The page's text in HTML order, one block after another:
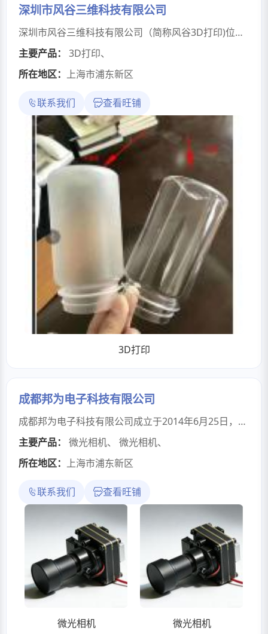
深圳市风谷三维科技有限公司
深圳市风谷三维科技有限公司（简称风谷3D打印)位于深圳龙华新区观澜镇，毗邻平湖、东莞塘厦和凤岗，是一家以工业级SLA激光快速成型制作为主，配套工业3D打印服务、CNC加工、喷漆、复模、小批量生产等工艺的专业手板模型生产厂家。公司拥有国内先进的SLA快速成型设备数台，美国原装进口StratasysDimension 3D打印机10台，单件可一次性成型制作600*600*400的零件，依托先进的机器设备和高级专业技术人才以及完善的管理经验，持续创新与改进制作工艺，可以提供工作日内1小时快速反应即日交货、三天交货、一周交货多种方式供选择。模型可选材料有：光敏树脂（乳白和透明、韧性）、ABS、PLA、尼龙、尼龙加玻纤、PETG等，可以方便的根据客户要求制作各类产品模型、结构手板。3D打印以其制作周期短，精度高，外观精美，一次成型免拼接，可制作非常复杂的零件等优点，正在逐步改变着模型制作行业以及个性定制市场。本公司顺应行业发展趋势，国内比较早的引进掌握了3D打印成型技术，可以非常好的控制打印产品的质量及精度，确保模型与图纸的一致性，赢得了东芝、海尔、索尼、通用、美的等国内外企业的信赖和大力支持。风谷3D打印热忱的欢迎各界朋友莅临参观、指导和洽谈业务。
主要产品：
3D打印、
所在地区： 上海市浦东新区
联系我们 查看旺铺
3D打印
成都邦为电子科技有限公司
成都邦为电子科技有限公司成立于2014年6月25日，是一家专注高端影像系统开发与定制的技术公司，具备从核心板设计、驱动开发、图像调优到整机集成的全栈能力。基于 RK、海思等主流平台，我们可快速交付定制核心板、驱动及配套 ISP Tuning，让高性能影像项目一步到位。核心产品与技术能力包括：·微光相机：无补光条件下，0.0001lux依然清晰成像·宽动态相机：动态范围高达140dB，适用于高反差场景·高帧率相机：基于常规CMOS，帧率可达180fps·ISP调优服务：配备完整tuning设备与资深团队，支持多平台、多场景优化我们服务于工业视觉、智能安防、车载影像、科研成像等领域，致力于为客户提供高性能、高可靠、可定制的影像产品与解决方案。
主要产品：
微光相机、 微光相机、
所在地区： 上海市浦东新区
联系我们 查看旺铺
微光相机 微光相机